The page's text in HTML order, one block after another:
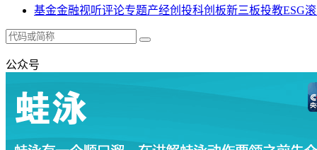
基金金融视听评论专题产经创投科创板新三板投教ESG
公众号